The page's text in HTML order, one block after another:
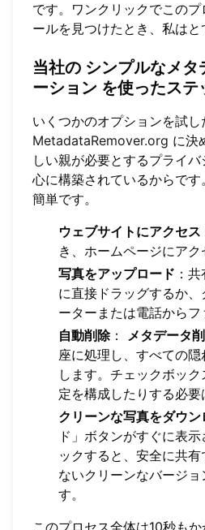
です。ワンクリックでこの
ールを見つけたとき、私はと
当社の シンプルなメタ
ーション を使ったステ
いくつかのオプションを試し
MetadataRemover.org に決
しい親が必要とするプライ
心に構築されているからで
簡単です。
ウェブサイトにアクセス
き、ホームページにアク
写真をアップロード ：
に直接ドラッグするか
ーターまたは電話からフ
自動削除： メタデータ
座に処理し、すべての
します。チェックボッ
定を構成したりする必要
クリーンな写真をダウン
ド」ボタンがすぐに表
ックすると、安全に共
ないクリーンなバージ
す。